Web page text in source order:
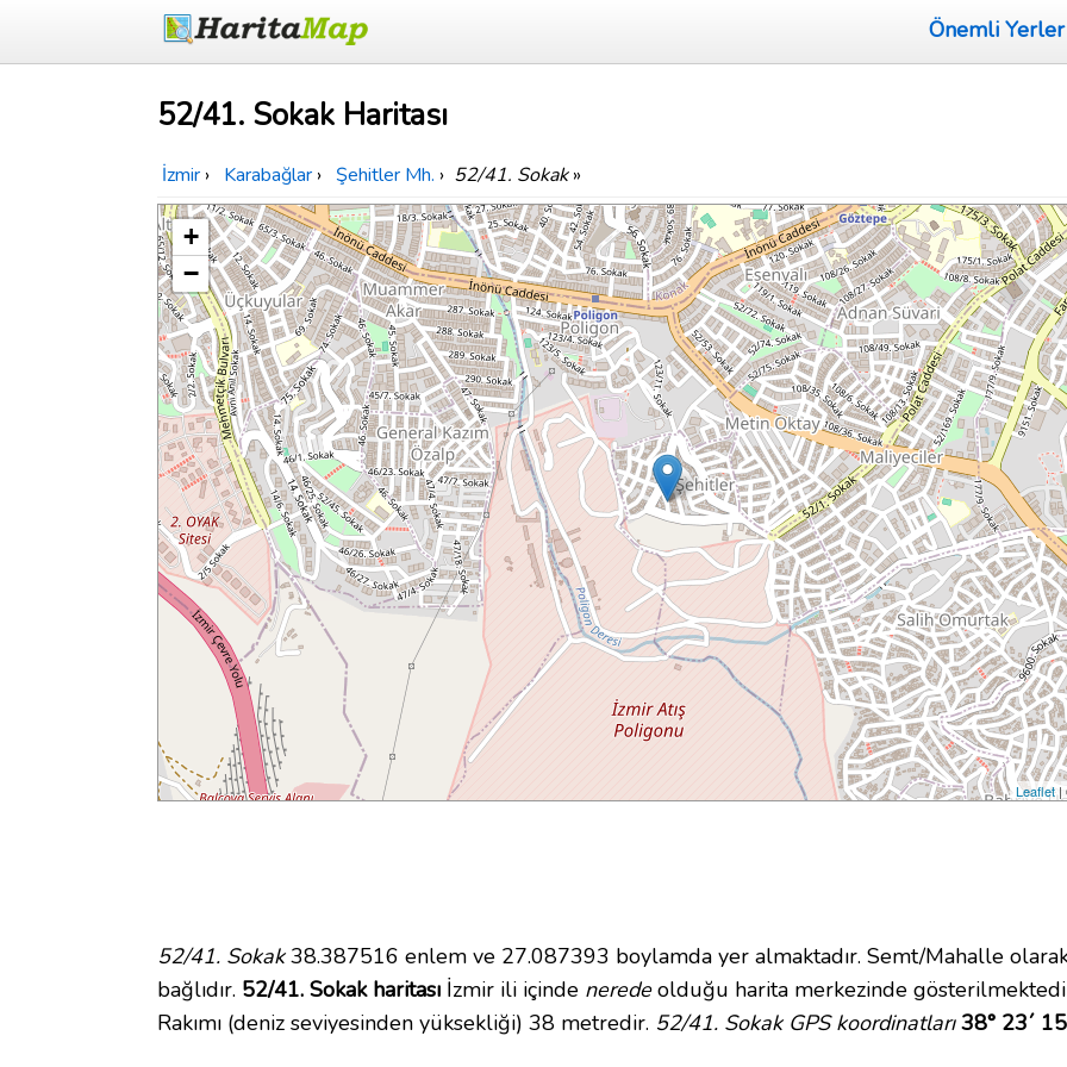
Önemli Yerler
52/41. Sokak Haritası
İzmir › Karabağlar › Şehitler Mh. › 52/41. Sokak»
+
−
Leaflet|
52/41. Sokak38.387516 enlem ve 27.087393 boylamda yer almaktadır. Semt/Mahalle
bağlıdır. 52/41. Sokak haritası İzmir ili içinde neredeolduğu harita merkezinde
Rakımı (deniz seviyesinden yüksekliği) 38 metredir. 52/41. Sokak GPS koordinatları 38° 23´